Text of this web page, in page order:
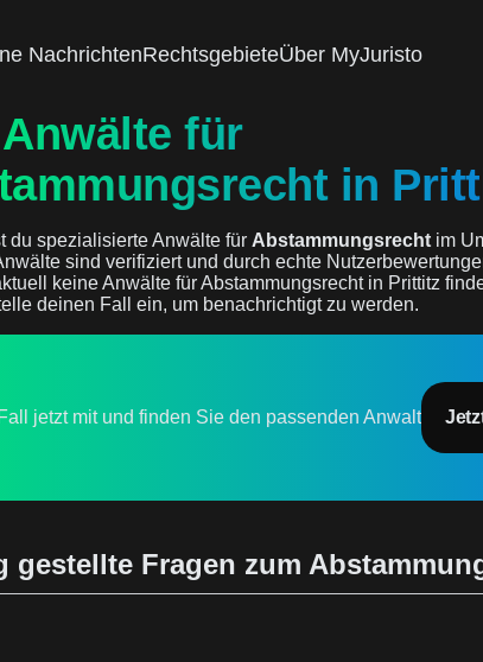
NachrichtenRechtsgebieteÜber MyJuristo
für
in
du spezialisierte Anwälte für Abstammungsrecht im
sind verifiziert und durch echte
keine Anwälte für Abstammungsrecht in Prittitz
deinen Fall ein, um benachrichtigt zu werden.
jetzt mit und finden Sie den passenden Anwalt
gestellte Fragen zum